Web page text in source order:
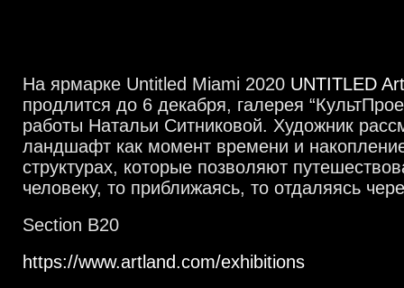
На ярмарке Untitled Miami 2020 UNTITLED Art
продлится до 6 декабря, галерея
работы Натальи Ситниковой. Художник
ландшафт как момент времени и
структурах, которые позволяют
человеку, то приближаясь, то отдаляясь
Section B20
https://www.artland.com/exhibitions